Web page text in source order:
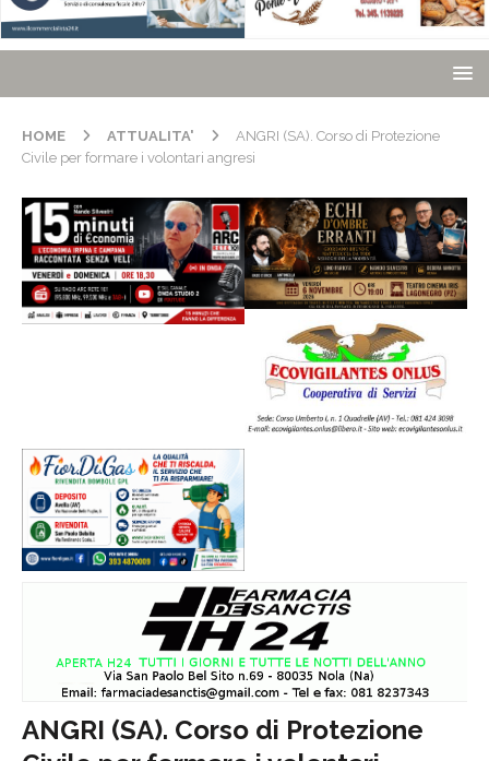
HOME ATTUALITA'
ANGRI (SA). Corso di Protezione
Civile per formare i volontari angresi
ANGRI (SA). Corso di Protezione